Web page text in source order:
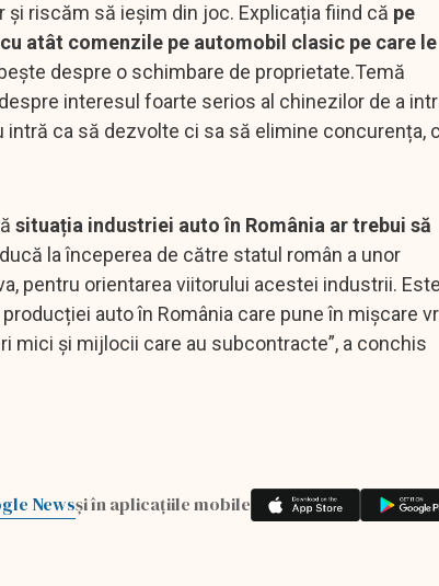
riscăm să ieșim din joc. Explicația fiind că pe
atât comenzile pe automobil clasic pe care le
despre o schimbare de proprietate.Temă
interesul foarte serios al chinezilor de a
ca să dezvolte ci sa să elimine concurența,
situația industriei auto în România ar trebui să
la începerea de către statul român a unor
pentru orientarea viitorului acestei industrii. Este
auto în România care pune în mișcare
mici și mijlocii care au subcontracte”, a conchis
Newsși în aplicațiile mobile